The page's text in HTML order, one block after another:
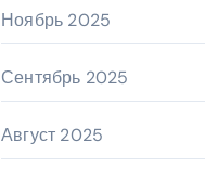
Ноябрь 2025
Сентябрь 2025
Август 2025